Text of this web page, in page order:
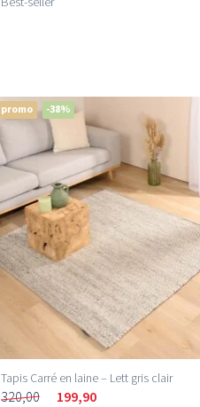
promo -38%
Tapis Carré en laine – Lett gris clair
320,00 199,90